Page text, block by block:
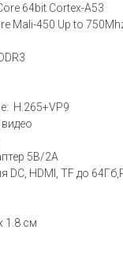
64bit Cortex-A53
Mali-450 Up to
H.265+VP9
5В/2А
DC, HDMI, TF до
1.8 см